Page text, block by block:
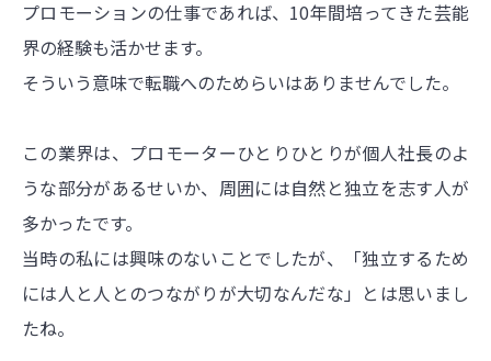
プロモーションの仕事であれば、10年間培ってきた芸能
界の経験も活かせます。
そういう意味で転職へのためらいはありませんでした。
この業界は、プロモーターひとりひとりが個人社長のよ
うな部分があるせいか、周囲には自然と独立を志す人が
多かったです。
当時の私には興味のないことでしたが、「独立するため
には人と人とのつながりが大切なんだな」とは思いまし
たね。